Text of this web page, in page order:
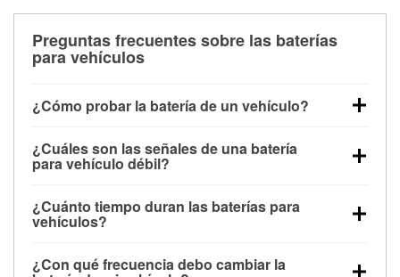
Preguntas frecuentes sobre las baterías
para vehículos
¿Cómo probar la batería de un vehículo?
maneras. El método más rápido es utilizar un
multímetro: con el vehículo apagado, conecta los
voltaje: una batería en buen estado y totalmente
cargada debería indicar unos 12.6 voltios. Es
importante saber que las baterías descargadas a
¿Cuáles son las señales de una batería
para vehículo débil?
advertencia. Un arranque lento del motor, faros
tenues, chasquidos al girar la llave o luces de
que la batería tiene una potencia de carga débil.
¿Cuánto tiempo duran las baterías para
vehículos?
entre 3 y 5 años. La duración exacta depende de los
¿Con qué frecuencia debo cambiar la